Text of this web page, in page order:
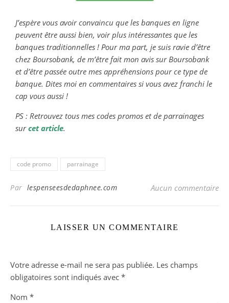
J’espère vous avoir convaincu que les banques en ligne
peuvent être aussi bien, voir plus intéressantes que les
banques traditionnelles ! Pour ma part, je suis ravie d’être
chez Boursobank, de m’être fait mon avis sur Boursobank
et d’être passée outre mes appréhensions pour ce type de
banque. Dites moi en commentaires si vous avez franchi le
cap vous aussi !
PS : Retrouvez tous mes codes promos et de parrainages
sur cet article.
code promo parrainage
Par lespenseesdedaphnee.com Aucun commentaire
LAISSER UN COMMENTAIRE
Votre adresse e-mail ne sera pas publiée. Les champs
obligatoires sont indiqués avec *
Nom *